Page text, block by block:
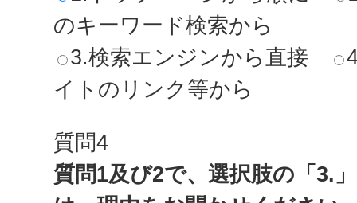
のキーワード検索から
3.検索エンジンから直接
イトのリンク等から
質問4
質問1及び2で、選択肢の「3.